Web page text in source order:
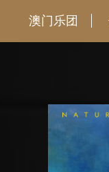
澳门乐团